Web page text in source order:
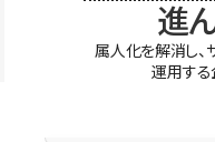
進
属人化を解消し、
運用する